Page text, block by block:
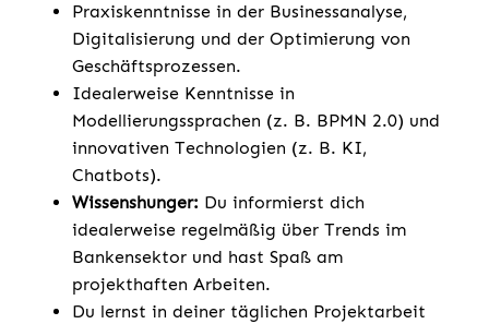
Praxiskenntnisse in der Businessanalyse,
Digitalisierung und der Optimierung von
Geschäftsprozessen.
Idealerweise Kenntnisse in
Modellierungssprachen (z. B. BPMN 2.0) und
innovativen Technologien (z. B. KI,
Chatbots).
Wissenshunger: Du informierst dich
idealerweise regelmäßig über Trends im
Bankensektor und hast Spaß am
projekthaften Arbeiten.
Du lernst in deiner täglichen Projektarbeit